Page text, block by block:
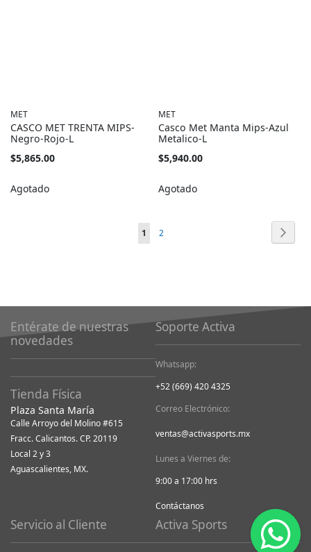
MET
CASCO MET TRENTA MIPS-
Negro-Rojo-L
$5,865.00
Agotado
MET
Casco Met Manta Mips-Azul
Metalico-L
$5,940.00
Agotado
Está
1 Página
2
Entérate de nuestras
novedades
Tienda Física
Plaza Santa María
Calle Arroyo del Molino #615
Fracc. Calicantos. CP. 20119
Local 2 y 3
Aguascalientes, MX.
Soporte Activa
Whatsapp:
+52 (669) 420 4325
Correo Electrónico:
ventas@activasports.mx
Lunes a Viernes de:
9:00 a 17:00 hrs
Contáctanos
Servicio al Cliente Activa Sports